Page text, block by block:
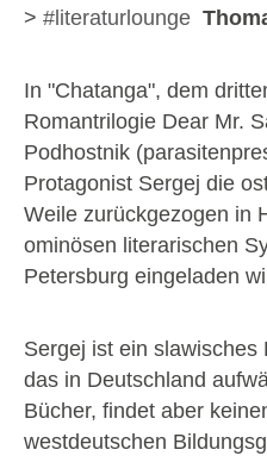
> #literaturlounge
In "Chatanga", dem
Romantrilogie Dear Mr.
Podhostnik
Protagonist Sergej die
Weile zurückgezogen in
ominösen literarischen
Petersburg eingeladen
Sergej ist ein slawisches
das in Deutschland
Bücher, findet aber
westdeutschen